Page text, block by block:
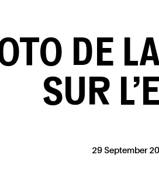
DE
SUR
29 September